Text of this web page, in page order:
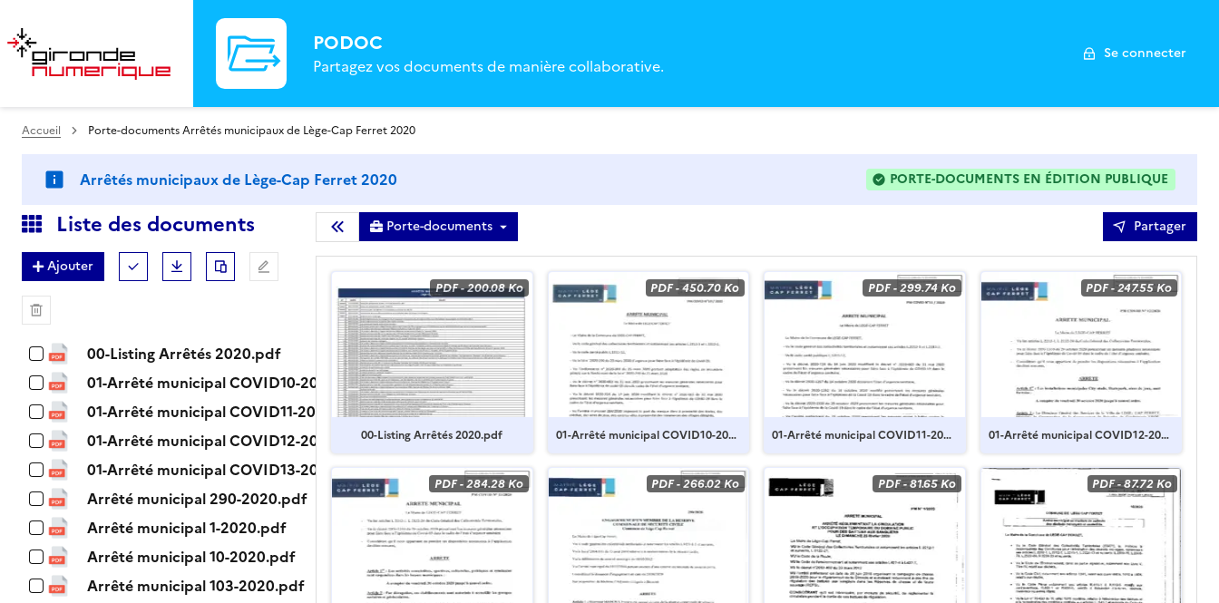
PODOC
Partagez vos documents de manière collaborative.
Se connecter
Accueil Porte-documents Arrêtés municipaux de Lège-Cap Ferret 2020
Arrêtés municipaux de Lège-Cap Ferret 2020 PORTE-DOCUMENTS EN ÉDITION PUBLIQUE
: LES FICHIERS PEUVENT ÊTRE MODIFIÉS DE MANIÈRE
Liste des documents
Ajouter Tout (dé)sélectionner
TéléchargerDupliquer
00-Listing Arrêtés 2020.pdf
01-Arrêté municipal COVID10-2020.pdf
01-Arrêté municipal COVID11-2020.pdf
01-Arrêté municipal COVID12-2020.pdf
01-Arrêté municipal COVID13-2020.pdf
Arrêté municipal 290-2020.pdf
Arrêté municipal 1-2020.pdf
Arrêté municipal 10-2020.pdf
Arrêté municipal 103-2020.pdf
Masquer la liste des documents
Porte-documents Partager
PDF-200.08 Ko
00-Listing Arrêtés 2020.pdf
PDF-450.70 Ko
01-Arrêté municipal COVID10-202
PDF-299.74 Ko
01-Arrêté municipal COVID11-202
PDF-247.55 Ko
01-Arrêté municipal COVID12-202
PDF-284.28 Ko PDF-266.02 Ko PDF-81.65 Ko PDF-87.72 Ko